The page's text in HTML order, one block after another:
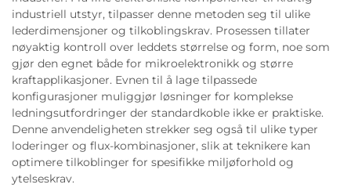
industriell utstyr, tilpasser denne metoden seg til ulike
lederdimensjoner og tilkoblingskrav. Prosessen tillater
nøyaktig kontroll over leddets størrelse og form, noe som
gjør den egnet både for mikroelektronikk og større
kraftapplikasjoner. Evnen til å lage tilpassede
konfigurasjoner muliggjør løsninger for komplekse
ledningsutfordringer der standardkoble ikke er praktiske.
Denne anvendeligheten strekker seg også til ulike typer
loderinger og flux-kombinasjoner, slik at teknikere kan
optimere tilkoblinger for spesifikke miljøforhold og
ytelseskrav.